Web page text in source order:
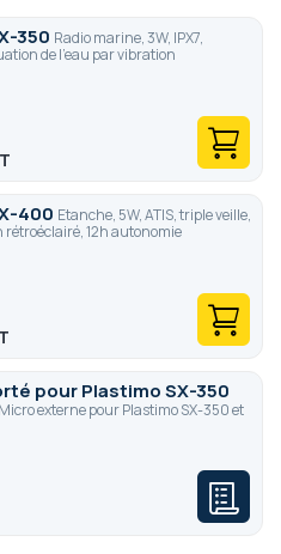
de radios, Plastimo c'est une
marin.
350 Radio marine, 3W, IPX7,
de l'eau par vibration
400 Etanche, 5W, ATIS, triple veille,
12h autonomie
pour Plastimo SX-350
Micro externe pour Plastimo SX-350 et